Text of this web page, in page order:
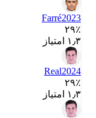
Farré2023
۲۹٪
Real2024
۲۹٪